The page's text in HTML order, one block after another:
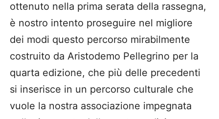
ottenuto nella prima serata della rassegna,
è nostro intento proseguire nel migliore
dei modi questo percorso mirabilmente
costruito da Aristodemo Pellegrino per la
quarta edizione, che più delle precedenti
si inserisce in un percorso culturale che
vuole la nostra associazione impegnata